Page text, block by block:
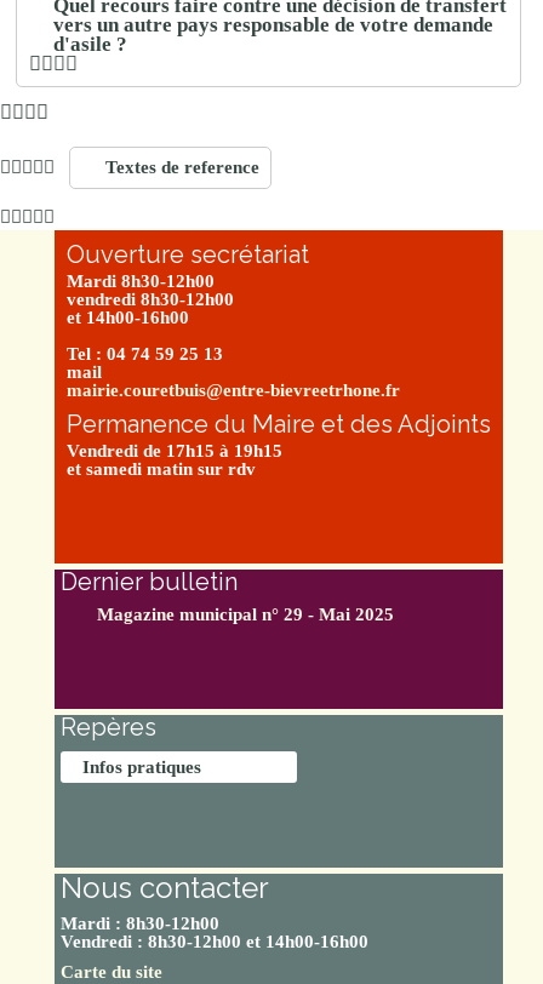
Quel recours faire contre une décision de transfert
vers un autre pays responsable de votre demande
d'asile ?
Textes de reference
Ouverture secrétariat
Mardi 8h30-12h00
vendredi 8h30-12h00
et 14h00-16h00
Tel : 04 74 59 25 13
mail
mairie.couretbuis@entre-bievreetrhone.fr
Permanence du Maire et des Adjoints
Vendredi de 17h15 à 19h15
et samedi matin sur rdv
Dernier bulletin
Magazine municipal n° 29 - Mai 2025
Repères
Infos pratiques
Nous contacter
Mardi : 8h30-12h00
Vendredi : 8h30-12h00 et 14h00-16h00
Carte du site